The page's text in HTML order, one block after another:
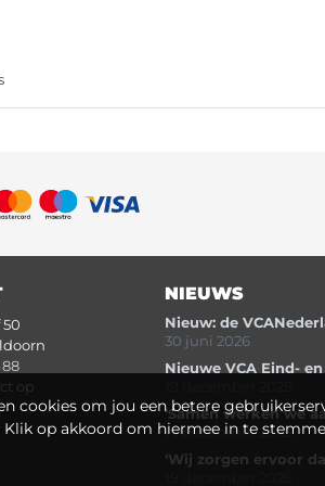
88
op
NIEUWS
Nieuw: de
30 juni 2026
Nieuwe VCA Eind-
‘Samen werken we
19 december 2025
‘Wij zorgen ervoor
cookies om jou een betere
Klik op akkoord om hiermee in te